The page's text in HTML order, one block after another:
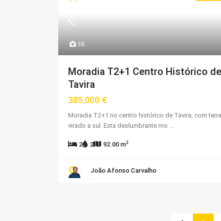
38
Moradia T2+1 Centro Histórico de
Tavira
385,000 €
Moradia T2+1 no centro histórico de Tavira, com
virado a sul. Esta deslumbrante mo
2 2 92.00 m2
João Afonso Carvalho